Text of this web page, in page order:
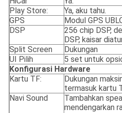
Play Store:
Ya, aku tahu.
GPS
Modul GPS
DSP
256 chip DSP,
DSP, kaisar
Split Screen
Dukungan
UI Pilih
5 set untuk
Konfigurasi Hardware
Kartu TF:
Dukungan
termasuk kartu
Navi Sound
Tambahkan
mendengarkan